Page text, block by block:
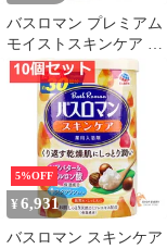
バスロマン プレミアム
モイストスキンケア 薬
用入浴剤 600g 10個セッ
ト まとめ売り
5%OFF
¥ 6,931
バスロマン スキンケア